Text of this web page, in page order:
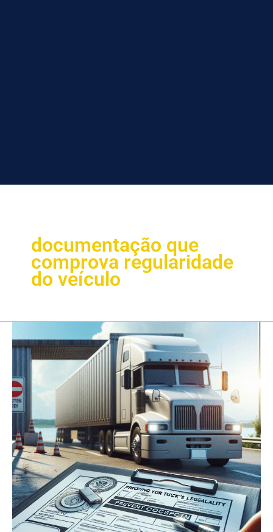
documentação que
comprova regularidade
do veículo
Provar
a
Regularidade
do
Seu
Caminhão
Para
Impedir
a
Apreensão
2025